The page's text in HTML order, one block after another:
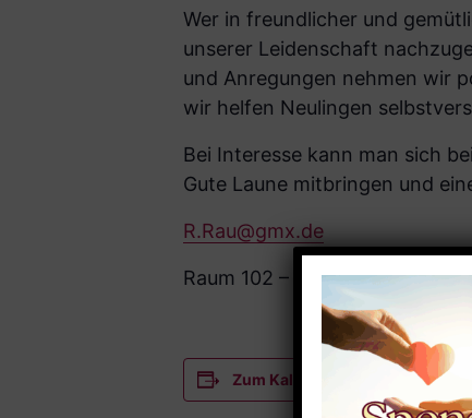
Wer in freundlicher und
unserer Leidenschaft
und Anregungen nehmen wir
wir helfen Neulingen
Bei Interesse kann man sich
Gute Laune mitbringen und
R.Rau@gmx.de
Raum 102 – kostenlos
Zum Kalender hinzufügen